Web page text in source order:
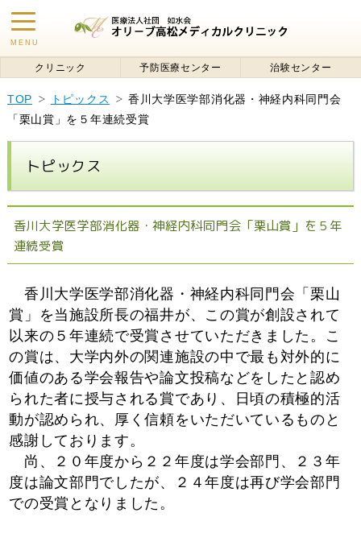
toggle
navigation
MENU
クリニック 予防医療センター 治験センター
TOP トピックス
香川大学医学部消化器・神経内科同門会
「栗山賞」を５年連続受賞
トピックス
香川大学医学部消化器・神経内科同門会「栗山賞」を５年
連続受賞
香川大学医学部消化器・神経内科同門会「栗山
賞」を当施設所長の福井が、この賞が創設されて
以来の５年連続で受賞させていただきました。こ
の賞は、大学内外の関連施設の中で最も対外的に
価値のある学会報告や論文投稿などをしたと認め
られた者に授与される賞であり、日頃の積極的活
動が認められ、厚く信頼をいただいているものと
感謝しております。
尚、２０年度から２２年度は学会部門、２３年
度は論文部門でしたが、２４年度は再び学会部門
での受賞となりました。